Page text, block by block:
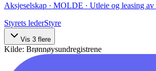
Aksjeselskap · MOLDE · Utleie og leasing av
Styrets lederStyre
Vis 3 flere
Kilde: Brønnøysundregistrene